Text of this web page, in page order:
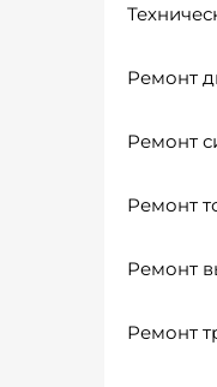
Ремонт
Ремонт
Ремонт
Ремонт
Ремонт